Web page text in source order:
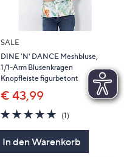
SALE
DINE 'N' DANCE Meshbluse,
1/1-Arm Blusenkragen
Knopfleiste figurbetont
€ 43,99
5.0
von
(1)1
In den Warenkorb